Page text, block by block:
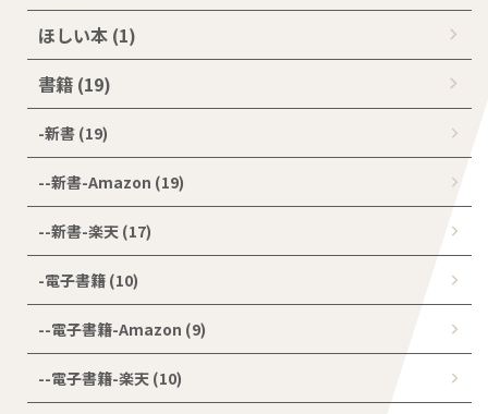
ほしい本 (1)
書籍 (19)
-新書 (19)
--新書-Amazon (19)
--新書-楽天 (17)
-電子書籍 (10)
--電子書籍-Amazon (9)
--電子書籍-楽天 (10)